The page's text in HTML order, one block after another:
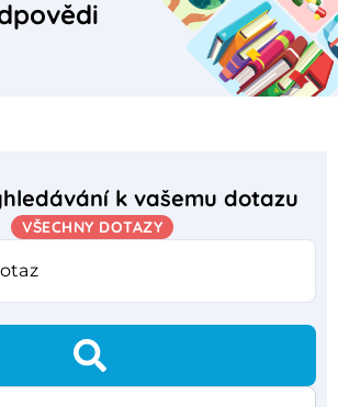
k vašemu dotazu
VŠECHNY DOTAZY